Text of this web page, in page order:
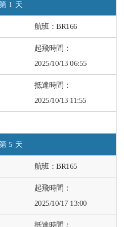
1
BR166
2025/10/13 06:55
2025/10/13 11:55
5
BR165
2025/10/17 13:00